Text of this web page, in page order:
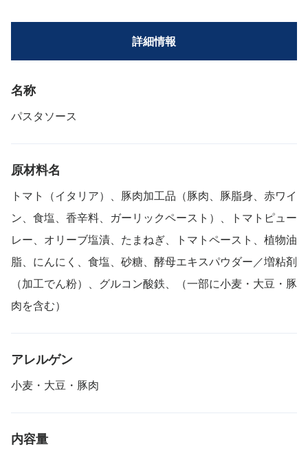
詳細情報
名称
パスタソース
原材料名
トマト（イタリア）、豚肉加工品（豚肉、豚脂身、赤ワイ
ン、食塩、香辛料、ガーリックペースト）、トマトピュー
レー、オリーブ塩漬、たまねぎ、トマトペースト、植物油
脂、にんにく、食塩、砂糖、酵母エキスパウダー／増粘剤
（加工でん粉）、グルコン酸鉄、（一部に小麦・大豆・豚
肉を含む）
アレルゲン
小麦・大豆・豚肉
内容量